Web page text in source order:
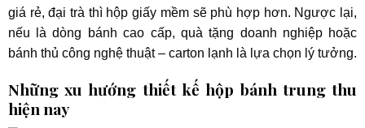
giá rẻ, đại trà thì hộp giấy mềm sẽ phù hợp hơn. Ngược lại,
nếu là dòng bánh cao cấp, quà tặng doanh nghiệp hoặc
bánh thủ công nghệ thuật – carton lạnh là lựa chọn lý tưởng.
Những xu hướng thiết kế hộp bánh trung thu
hiện nay